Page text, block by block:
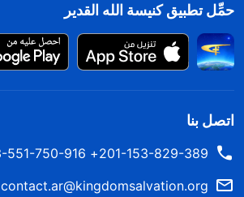
حمِّل تطبيق كنيسة الله القدير
اتصل بنا
201-153-829-389+ 213-551-750-916+
contact.ar@kingdomsalvation.org